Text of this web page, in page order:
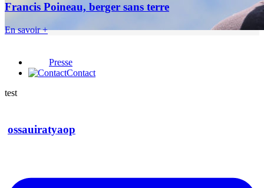
Francis Poineau, berger sans terre
En savoir +
Presse
Contact
test
ossauiratyaop